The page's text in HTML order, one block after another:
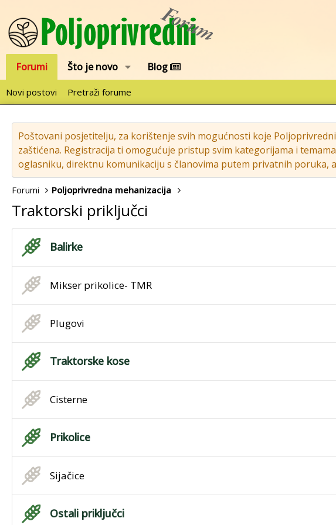
Forumi Što je novo Blog
Novi postovi Pretraži forume
Poštovani posjetitelju, za korištenje svih mogućnosti koje
zaštićena. Registracija ti omogućuje pristup svim kategorijama i
oglasniku, direktnu komunikaciju s članovima putem privatnih
Forumi Poljoprivredna mehanizacija
Traktorski priključci
Balirke
Mikser prikolice- TMR
Plugovi
Traktorske kose
Cisterne
Prikolice
Sijačice
Ostali priključci